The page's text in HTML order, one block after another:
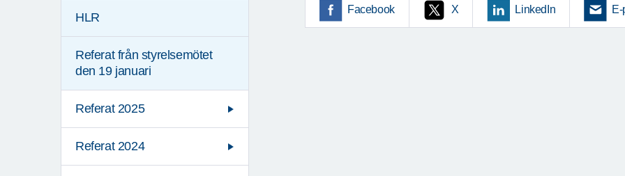
HLR
Referat från styrelsemötet
den 19 januari
Referat 2025
Referat 2024
Facebook X LinkedIn